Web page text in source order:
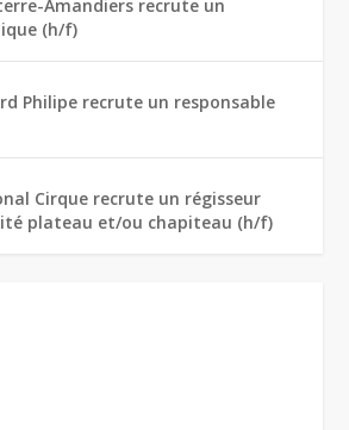
Amandiers recrute un
(h/f)
Philipe recrute un responsable
Cirque recrute un régisseur
plateau et/ou chapiteau (h/f)